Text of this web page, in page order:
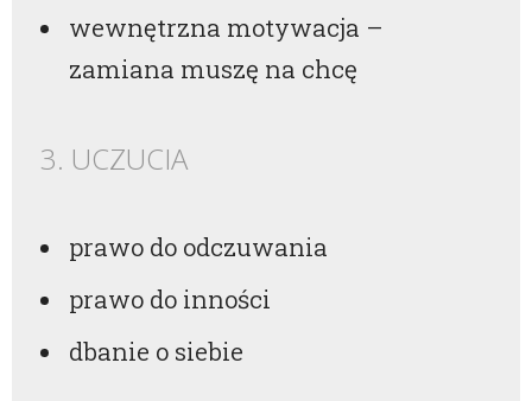
wewnętrzna motywacja –
zamiana muszę na chcę
3. UCZUCIA
prawo do odczuwania
prawo do inności
dbanie o siebie